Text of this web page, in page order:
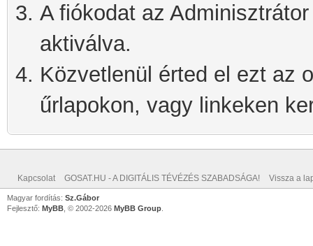
A fiókodat az
aktiválva.
Közvetlenül érted el ezt az
űrlapokon, vagy linkeken
Kapcsolat GOSAT.HU - A DIGITÁLIS TÉVÉZÉS SZABADSÁGA! Vissza a
Magyar fordítás: Sz.Gábor
Fejlesztő: MyBB , © 2002-2026 MyBB Group